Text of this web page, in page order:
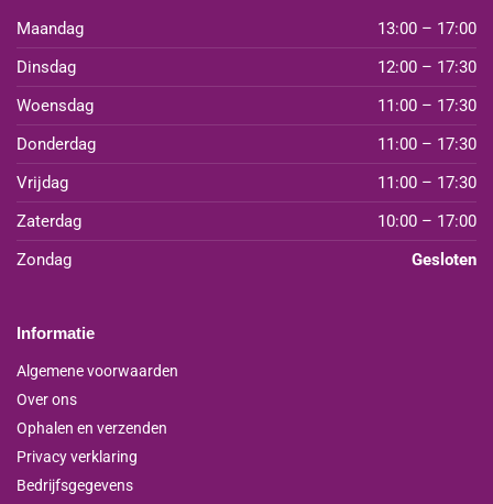
Maandag
13:00 – 17:00
Dinsdag
12:00 – 17:30
Woensdag
11:00 – 17:30
Donderdag
11:00 – 17:30
Vrijdag
11:00 – 17:30
Zaterdag
10:00 – 17:00
Zondag
Gesloten
Informatie
Algemene voorwaarden
Over ons
Ophalen en verzenden
Privacy verklaring
Bedrijfsgegevens